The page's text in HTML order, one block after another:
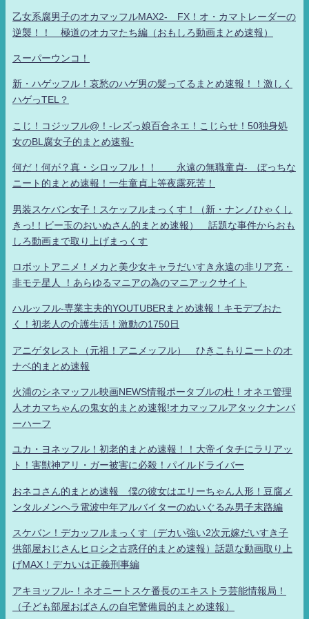
乙女系腐男子のオカマッフルMAX2- FX！オ・カマトレーダーの
逆襲！！ 極道のオカマたち編（おもしろ動画まとめ速報）
スーパーウンコ！
新・ハゲッフル！哀愁のハゲ男の髪ってるまとめ速報！！激しく
ハゲっTEL？
こじ！コジッフル@！-レズっ娘百合ネエ！こじらせ！50独身処
女のBL腐女子的まとめ速報-
何だ！何が？真・シロッフル！！ 永遠の無職童貞- ぼっちな
ニート的まとめ速報！一生童貞上等夜露死苦！
男装スケバン女子！スケッフルまっくす！（新・ナンノひゃくし
きっ!！ビー玉のおいぬさん的まとめ速報） 話題な事件からおも
しろ動画まで取り上げまっくす
ロボットアニメ！メカと美少女キャラだいすき永遠の非リア充・
非モテ星人 ！あらゆるマニアの為のマニアックサイト
ハルッフル-専業主夫的YOUTUBERまとめ速報！キモデブおた
く！初老人の介護生活！激動の1750日
アニゲタレスト（元祖！アニメッフル） ひきこもりニートのオ
ナベ的まとめ速報
火浦のシネマッフル映画NEWS情報ポータブルの杜！オネエ管理
人オカマちゃんの鬼女的まとめ速報!オカマッフルアタックナンバ
ーハーフ
ユカ・ヨネッフル！初老的まとめ速報！！大帝イタチにラリアッ
ト！害獣神アリ・ガー被害に必殺！パイルドライバー
おネコさん的まとめ速報 僕の彼女はエリーちゃん人形！豆腐メ
ンタルメンヘラ電波中年アルバイターのぬいぐるみ男子末路編
スケバン！デカッフルまっくす（デカい強い2次元嫁だいすき子
供部屋おじさんヒロシ之古惑仔的まとめ速報）話題な動画取り上
げMAX！デカいは正義刑事編
アキヨッフル-！ネオニートスケ番長のエキストラ芸能情報局！
（子ども部屋おばさんの自宅警備員的まとめ速報）